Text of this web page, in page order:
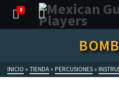
0
INICIO » TIENDA » PERCUSIONES »